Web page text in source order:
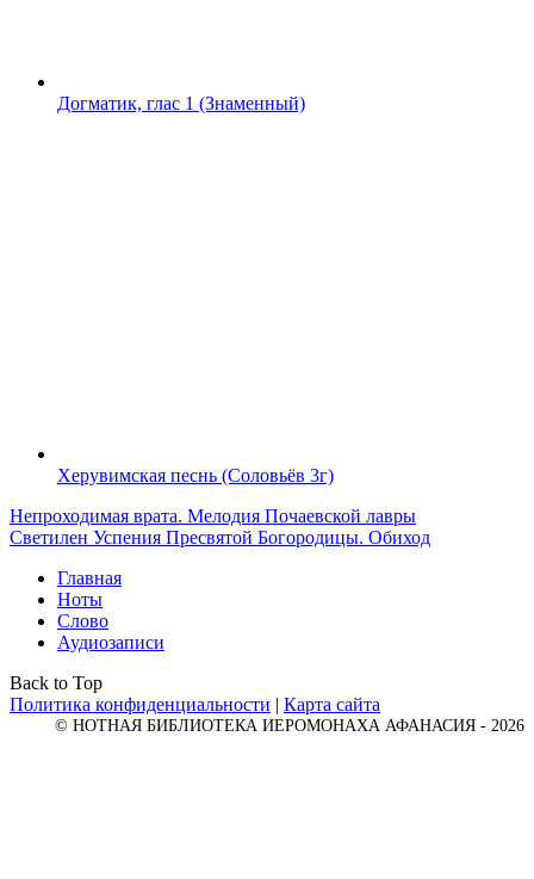
Догматик, глас 1 (Знаменный)
Херувимская песнь (Соловьёв 3г)
Непроходимая врата. Мелодия Почаевской лавры
Светилен Успения Пресвятой Богородицы. Обиход
Главная
Ноты
Слово
Аудиозаписи
Back to Top
Политика конфиденциальности | Карта сайта
© НОТНАЯ БИБЛИОТЕКА ИЕРОМОНАХА АФАНАСИЯ - 2026